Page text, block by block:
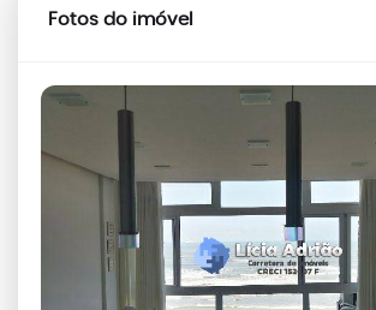
Fotos do imóvel